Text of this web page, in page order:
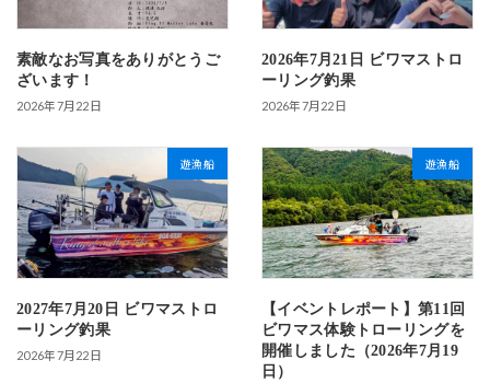
素敵なお写真をありがとうご
ざいます！
2026年7月22日
2026年7月21日 ビワマストロ
ーリング釣果
2026年7月22日
遊漁船
2027年7月20日 ビワマストロ
ーリング釣果
2026年7月22日
遊漁船
【イベントレポート】第11回
ビワマス体験トローリングを
開催しました（2026年7月19
日）